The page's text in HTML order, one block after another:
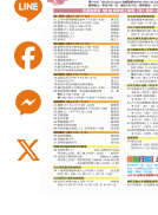
Line
Facebook
Messenger